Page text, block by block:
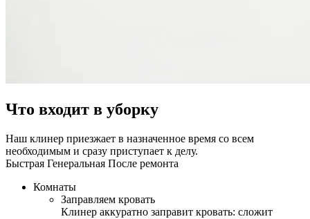
Что входит в уборку
Наш клинер приезжает в назначенное время со всем
необходимым и сразу приступает к делу.
Быстрая Генеральная После ремонта
Комнаты
Заправляем кровать
Клинер аккуратно заправит кровать: сложит